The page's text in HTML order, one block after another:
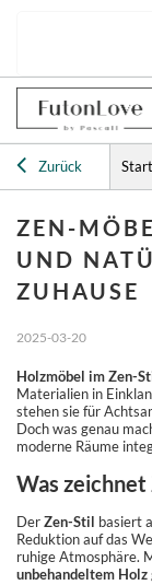
Zurück
ZEN-
UND
ZUHAUSE
2025-03-20
Holzmöbel im Zen-
Materialien in
stehen sie für
Doch was genau
moderne Räume
Was zeichnet
DerZen-Stil basiert
Reduktion auf das
ruhige Atmosphäre.
unbehandeltem Holz